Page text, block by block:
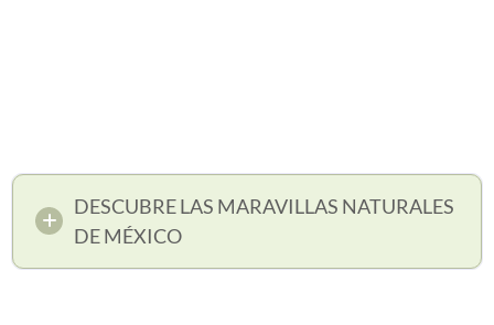
DESCUBRE LAS MARAVILLAS NATURALES
DE MÉXICO